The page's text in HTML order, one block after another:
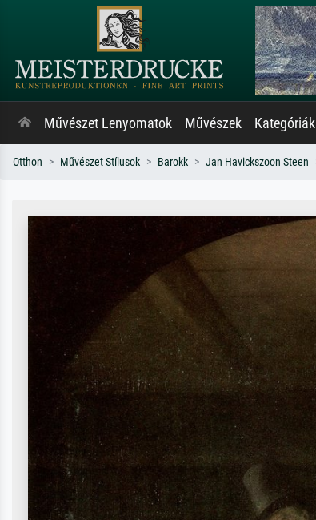
Művészet Lenyomatok Művészek Kategóriák
Otthon Művészet Stílusok Barokk Jan Havickszoon Steen